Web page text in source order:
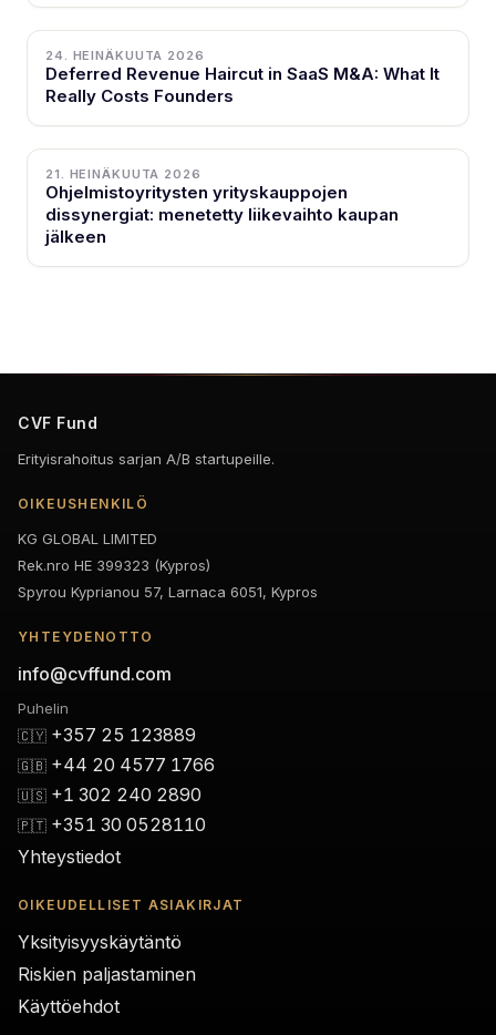
24. HEINÄKUUTA 2026
Deferred Revenue Haircut in SaaS M&A: What It
Really Costs Founders
21. HEINÄKUUTA 2026
Ohjelmistoyritysten yrityskauppojen
dissynergiat: menetetty liikevaihto kaupan
jälkeen
CVF Fund
Erityisrahoitus sarjan A/B startupeille.
OIKEUSHENKILÖ
KG GLOBAL LIMITED
Rek.nro HE 399323 (Kypros)
Spyrou Kyprianou 57, Larnaca 6051, Kypros
YHTEYDENOTTO
info@cvffund.com
Puhelin
🇨🇾 +357 25 123889
🇬🇧 +44 20 4577 1766
🇺🇸 +1 302 240 2890
🇵🇹 +351 30 0528110
Yhteystiedot
OIKEUDELLISET ASIAKIRJAT
Yksityisyyskäytäntö
Riskien paljastaminen
Käyttöehdot